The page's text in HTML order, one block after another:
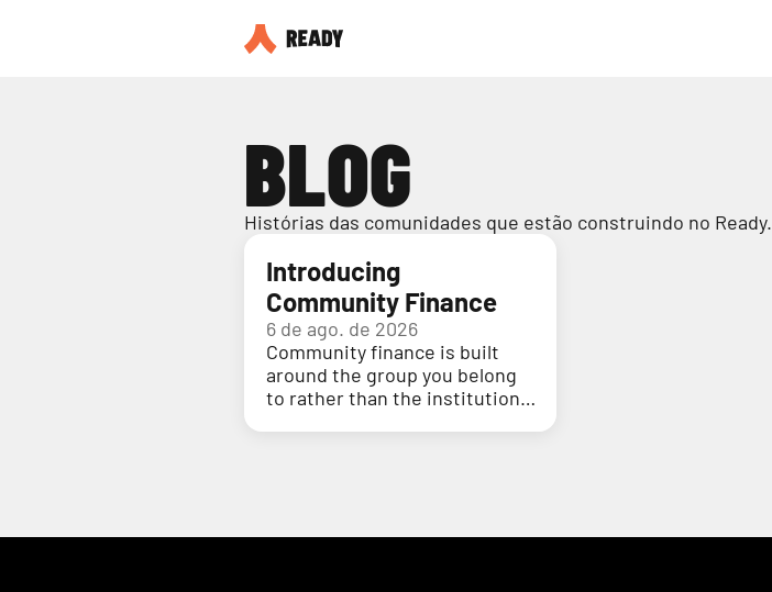
BLOG
Histórias das comunidades que estão construindo no Ready.
Introducing
Community Finance
6 de ago. de 2026
Community finance is built
around the group you belong
to rather than the institution